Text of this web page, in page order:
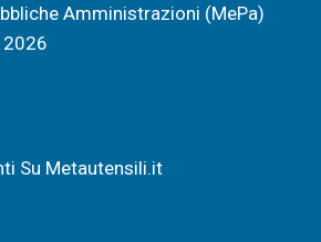
Amministrazioni (MePa)
2026
Su Metautensili.it